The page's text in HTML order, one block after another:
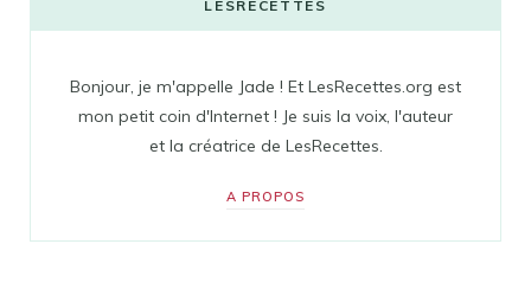
LESRECETTES
Bonjour, je m'appelle Jade ! Et LesRecettes.org est
mon petit coin d'Internet ! Je suis la voix, l'auteur
et la créatrice de LesRecettes.
A PROPOS